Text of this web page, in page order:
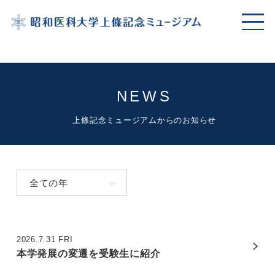
本学発展の変遷を受験生に紹介
NEWS
上條記念ミュージアムからのお知らせ
全ての年
2026.7.31 FRI
本学発展の変遷を受験生に紹介